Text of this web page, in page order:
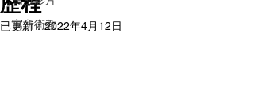
寓所衛教
已更新：2022年4月12日